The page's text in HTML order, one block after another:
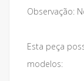
Observação:
Esta peça
modelos: